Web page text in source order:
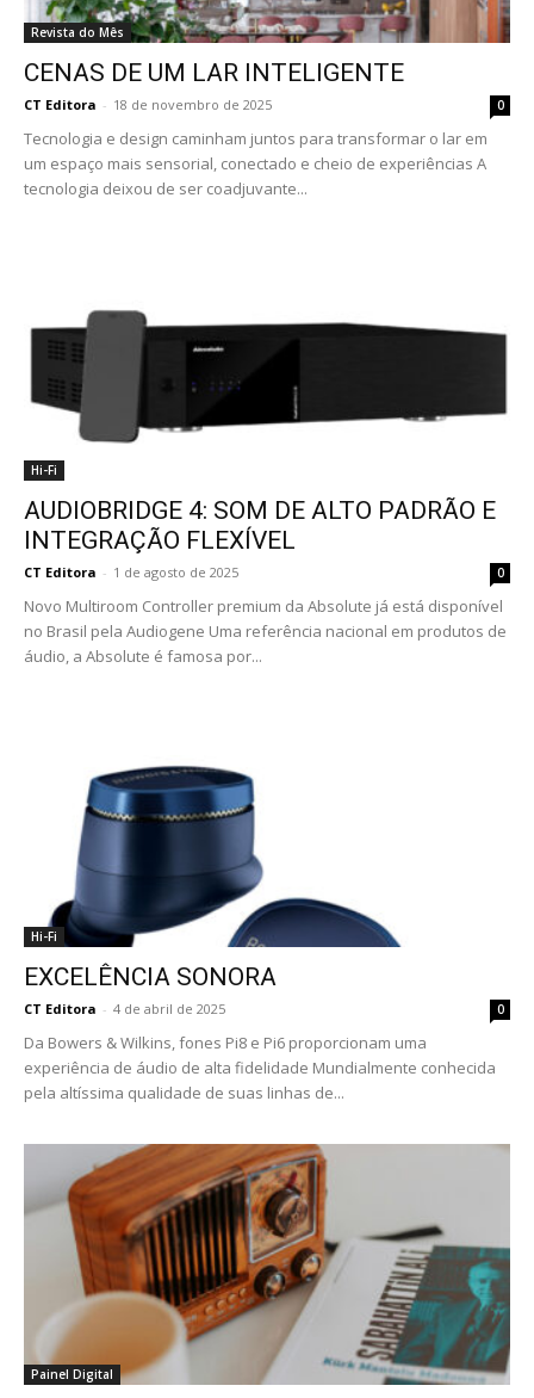
Revista do Mês
CENAS DE UM LAR INTELIGENTE
CT Editora - 18 de novembro de 2025 0
Tecnologia e design caminham juntos para transformar o lar em
um espaço mais sensorial, conectado e cheio de experiências A
tecnologia deixou de ser coadjuvante...
Hi-Fi
AUDIOBRIDGE 4: SOM DE ALTO PADRÃO E
INTEGRAÇÃO FLEXÍVEL
CT Editora - 1 de agosto de 2025 0
Novo Multiroom Controller premium da Absolute já está disponível
no Brasil pela Audiogene Uma referência nacional em produtos de
áudio, a Absolute é famosa por...
Hi-Fi
EXCELÊNCIA SONORA
CT Editora - 4 de abril de 2025 0
Da Bowers & Wilkins, fones Pi8 e Pi6 proporcionam uma
experiência de áudio de alta fidelidade Mundialmente conhecida
pela altíssima qualidade de suas linhas de...
Painel Digital